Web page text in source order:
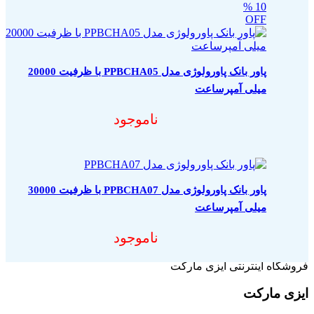
10
%
OFF
پاور بانک پاورولوژی مدل PPBCHA05 با ظرفیت 20000
میلی آمپرساعت
ناموجود
پاور بانک پاورولوژی مدل PPBCHA07 با ظرفیت 30000
میلی آمپرساعت
ناموجود
فروشگاه اینترنتی ایزی مارکت
ایزی مارکت